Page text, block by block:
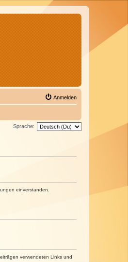
Anmelden
Sprache:
einverstanden.
verwendeten Links und